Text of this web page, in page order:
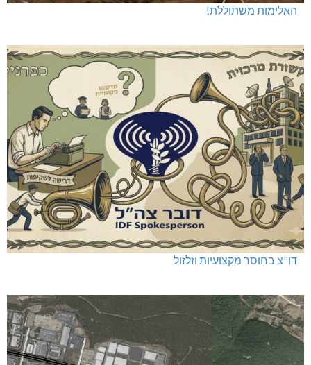
האלימות משתוללת!
דו"צ בחוסר מקצועיות וזלזול